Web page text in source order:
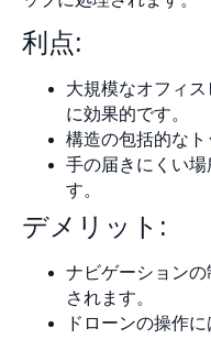
利点:
大規模なオフィ
に効果的です。
構造の包括的なト
手の届きにくい
す。
デメリット:
ナビゲーション
されます。
ドローンの操作